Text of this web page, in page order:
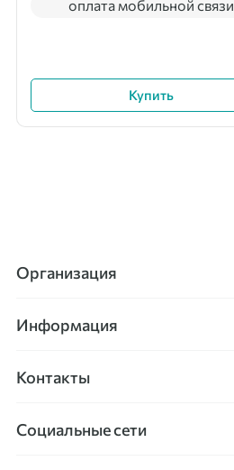
оплата мобильной связи
Купить
Организация
Информация
Контакты
Социальные сети